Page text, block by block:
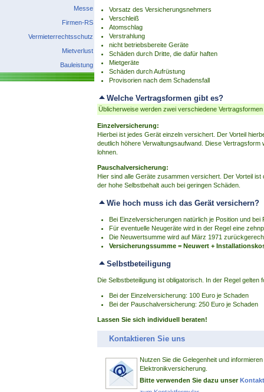
Messe
Firmen-RS
Vermieterrechtsschutz
Mietverlust
Bauleistung
Vorsatz des Versicherungsnehmers
Verschleiß
Atomschlag
Verstrahlung
nicht betriebsbereite Geräte
Schäden durch Dritte, die dafür haften
Mietgeräte
Schäden durch Aufrüstung
Provisorien nach dem Schadensfall
Welche Vertragsformen gibt es?
Üblicherweise werden zwei verschiedene
Einzelversicherung:
Hierbei ist jedes Gerät einzeln versichert. Der Vorteil
deutlich höhere Verwaltungsaufwand. Diese
lohnen.
Pauschalversicherung:
Hier sind alle Geräte zusammen versichert. Der Vorteil
der hohe Selbstbehalt auch bei geringen Schäden.
Wie hoch muss ich das Gerät versichern?
Bei Einzelversicherungen natürlich je Position und
Für eventuelle Neugeräte wird in der Regel eine
Die Neuwertsumme wird auf März 1971
Versicherungssumme = Neuwert +
Selbstbeteiligung
Die Selbstbeteiligung ist obligatorisch. In der Regel gelten
Bei der Einzelversicherung: 100 Euro je Schaden
Bei der Pauschalversicherung: 250 Euro je Schaden
Lassen Sie sich individuell beraten!
Kontaktieren Sie uns
Nutzen Sie die Gelegenheit und
Elektronikversicherung.
Bitte verwenden Sie dazu unser